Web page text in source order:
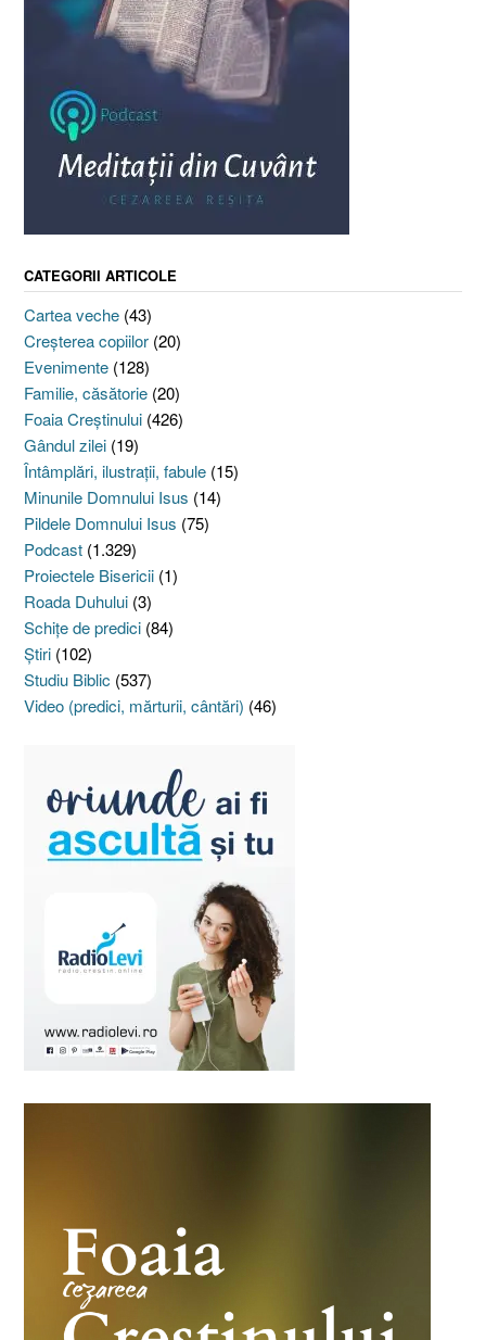
CATEGORII ARTICOLE
Cartea veche (43)
Creşterea copiilor (20)
Evenimente (128)
Familie, căsătorie (20)
Foaia Creştinului (426)
Gândul zilei (19)
Întâmplări, ilustraţii, fabule (15)
Minunile Domnului Isus (14)
Pildele Domnului Isus (75)
Podcast (1.329)
Proiectele Bisericii (1)
Roada Duhului (3)
Schiţe de predici (84)
Ştiri (102)
Studiu Biblic (537)
Video (predici, mărturii, cântări) (46)